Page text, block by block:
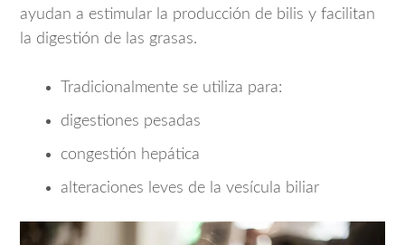
ayudan a estimular la producción de bilis y facilitan
la digestión de las grasas.
Tradicionalmente se utiliza para:
digestiones pesadas
congestión hepática
alteraciones leves de la vesícula biliar